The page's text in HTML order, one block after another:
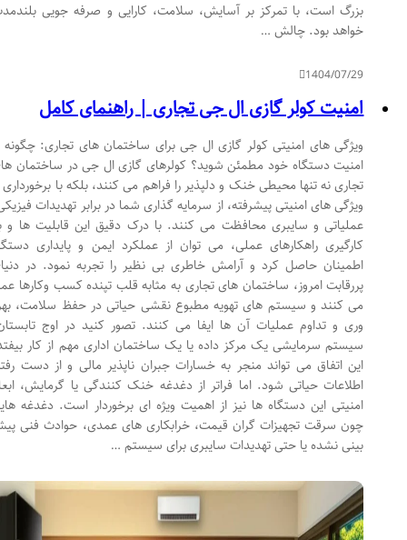
بزرگ است، با تمرکز بر آسایش، سلامت، کارایی و صرفه جویی بلندمدت
خواهد بود. چالش …
1404/07/29
امنیت کولر گازی ال جی تجاری | راهنمای کامل
ویژگی های امنیتی کولر گازی ال جی برای ساختمان های تجاری: چگونه از
امنیت دستگاه خود مطمئن شوید؟ کولرهای گازی ال جی در ساختمان های
تجاری نه تنها محیطی خنک و دلپذیر را فراهم می کنند، بلکه با برخورداری از
ویژگی های امنیتی پیشرفته، از سرمایه گذاری شما در برابر تهدیدات فیزیکی،
عملیاتی و سایبری محافظت می کنند. با درک دقیق این قابلیت ها و به
کارگیری راهکارهای عملی، می توان از عملکرد ایمن و پایداری دستگاه
اطمینان حاصل کرد و آرامش خاطری بی نظیر را تجربه نمود. در دنیای
پررقابت امروز، ساختمان های تجاری به مثابه قلب تپنده کسب وکارها عمل
می کنند و سیستم های تهویه مطبوع نقشی حیاتی در حفظ سلامت، بهره
وری و تداوم عملیات آن ها ایفا می کنند. تصور کنید در اوج تابستان،
سیستم سرمایشی یک مرکز داده یا یک ساختمان اداری مهم از کار بیفتد؛
این اتفاق می تواند منجر به خسارات جبران ناپذیر مالی و از دست رفتن
اطلاعات حیاتی شود. اما فراتر از دغدغه خنک کنندگی یا گرمایش، ابعاد
امنیتی این دستگاه ها نیز از اهمیت ویژه ای برخوردار است. دغدغه هایی
چون سرقت تجهیزات گران قیمت، خرابکاری های عمدی، حوادث فنی پیش
بینی نشده یا حتی تهدیدات سایبری برای سیستم …